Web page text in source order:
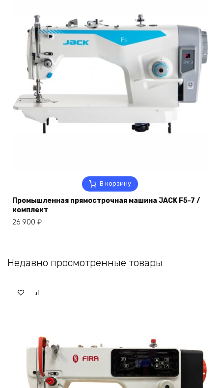
В корзину
Промышленная прямострочная машина JACK F5-7 /
комплект
26 900 ₽
Недавно просмотренные товары